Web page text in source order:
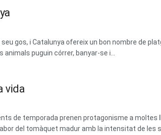
gos, i Catalunya ofereix un bon nombre de
puguin córrer, banyar-se i...
vida
de temporada prenen protagonisme a
del tomàquet madur amb la intensitat de les